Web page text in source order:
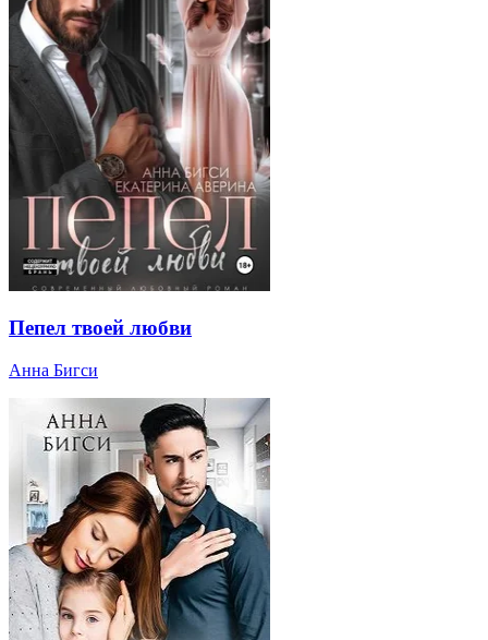
Пепел твоей любви
Анна Бигси